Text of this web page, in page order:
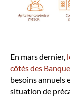
En mars dernier,
côtés des
besoins annuels
situation de